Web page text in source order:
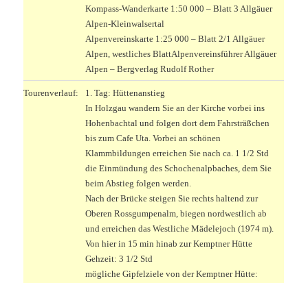
Kompass-Wanderkarte 1:50 000 – Blatt 3 Allgäuer
Alpen-Kleinwalsertal
Alpenvereinskarte 1:25 000 – Blatt 2/1 Allgäuer
Alpen, westliches BlattAlpenvereinsführer Allgäuer
Alpen – Bergverlag Rudolf Rother
Tourenverlauf:
1. Tag: Hüttenanstieg
In Holzgau wandern Sie an der Kirche vorbei ins
Hohenbachtal und folgen dort dem Fahrsträßchen
bis zum Cafe Uta. Vorbei an schönen
Klammbildungen erreichen Sie nach ca. 1 1/2 Std
die Einmündung des Schochenalpbaches, dem Sie
beim Abstieg folgen werden.
Nach der Brücke steigen Sie rechts haltend zur
Oberen Rossgumpenalm, biegen nordwestlich ab
und erreichen das Westliche Mädelejoch (1974 m).
Von hier in 15 min hinab zur Kemptner Hütte
Gehzeit: 3 1/2 Std
mögliche Gipfelziele von der Kemptner Hütte: